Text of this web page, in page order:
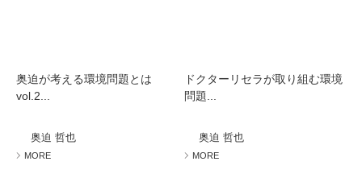
肌改善のプロと
は？ ニキビ 日焼け 首
のしわ 敏感肌 た
コラム
奥迫が考える環境問題とは
vol.2...
奥迫 哲也
MORE
ドクターリセラが取り組む環境
問題...
奥迫 哲也
MORE